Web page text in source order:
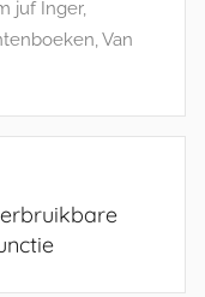
juf Inger,
,Van